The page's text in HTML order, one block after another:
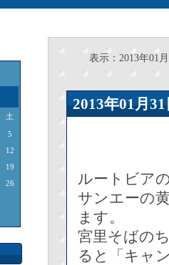
土
5
12
19
26
表示：2013年01月
2013年01
ルートビア
サンエーの
ます。
宮里そばの
ると「キャ